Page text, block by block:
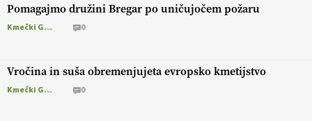
Pomagajmo družini Bregar po uničujočem požaru
Kmečki Glas 0
Vročina in suša obremenjujeta evropsko kmetijstvo
Kmečki Glas 0